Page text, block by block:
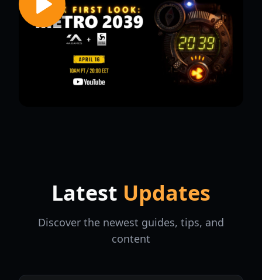
Latest Updates
Discover the newest guides, tips, and
content